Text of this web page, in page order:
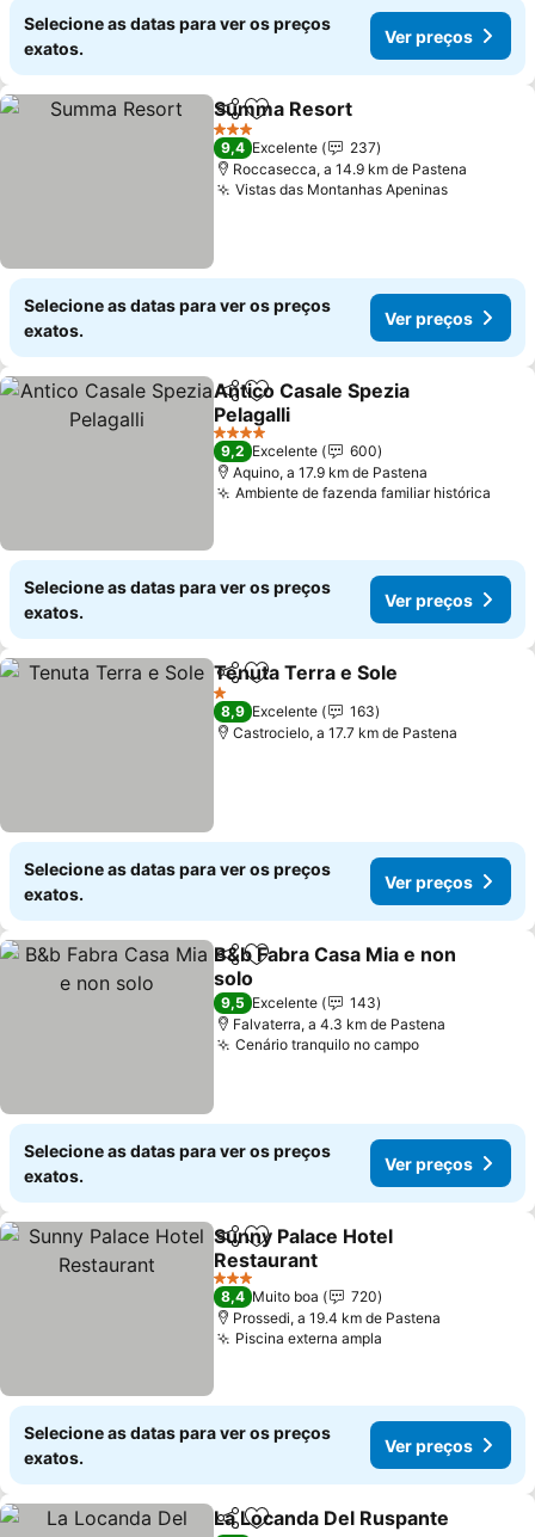
Selecione as datas para ver os preços
exatos.
Ver preços
PartilharAdicionar aos favoritos
Summa Resort
3 Estrelas
9,4 Excelente
237
Roccasecca, a 14.9 km de Pastena
Vistas das Montanhas ApeninasVer
Selecione as datas para ver os preços
exatos.
Ver preços
PartilharAdicionar aos favoritos
Antico Casale Spezia
Pelagalli
Ver preços
4 Estrelas
9,2 Excelente
600
Aquino, a 17.9 km de Pastena
Ambiente de fazenda familiar histórica
Selecione as datas para ver os preços
exatos.
Ver preços
PartilharAdicionar aos favoritos
Tenuta Terra e Sole
1 Estrelas
8,9 Excelente
163
Castrocielo, a 17.7 km de Pastena
Selecione as datas para ver os preços
exatos.
Ver preços
PartilharAdicionar aos favoritos
B&b Fabra Casa Mia e non
solo
Ver preços
9,5 Excelente
143
Falvaterra, a 4.3 km de Pastena
Cenário tranquilo no campoVer preços
Selecione as datas para ver os preços
exatos.
Ver preços
PartilharAdicionar aos favoritos
Sunny Palace Hotel
Restaurant
Ver preços
3 Estrelas
8,4 Muito boa
720
Prossedi, a 19.4 km de Pastena
Piscina externa ampla
Selecione as datas para ver os preços
exatos.
Ver preços
PartilharAdicionar aos favoritos
La Locanda Del Ruspante